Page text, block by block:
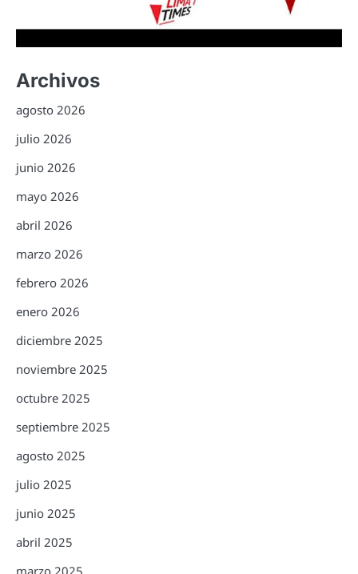
Archivos
agosto 2026
julio 2026
junio 2026
mayo 2026
abril 2026
marzo 2026
febrero 2026
enero 2026
diciembre 2025
noviembre 2025
octubre 2025
septiembre 2025
agosto 2025
julio 2025
junio 2025
abril 2025
marzo 2025